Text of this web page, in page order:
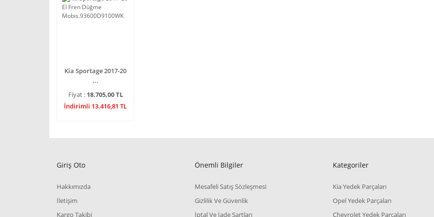
Kia Sportage 2017-20
...
Fiyat : 18.705,00 TL
İndirimli 13.416,81 TL
Giriş Oto
Hakkımızda
İletişim
Kargo Takibi
Önemli Bilgiler
Mesafeli Satış Sözleşmesi
Gizlilik Ve Güvenlik
İptal Ve İade Şartları
Kategoriler
Kia Yedek Parçaları
Opel Yedek Parçaları
Chevrolet Yedek Parçaları